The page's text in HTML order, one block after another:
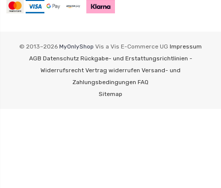
© 2013–2026 MyOnlyShop Vis a Vis E-Commerce UG Impressum
AGB Datenschutz Rückgabe- und Erstattungsrichtlinien -
Widerrufsrecht Vertrag widerrufen Versand- und
Zahlungsbedingungen FAQ
Sitemap